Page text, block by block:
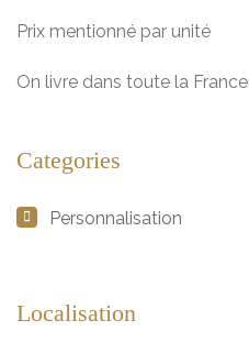
Prix mentionné par unité
On livre dans toute la France
Categories
Personnalisation
Localisation